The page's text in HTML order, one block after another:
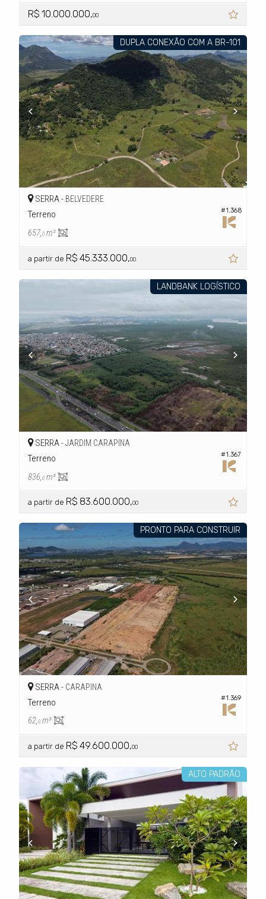
R$ 10.000.000,00
DUPLA CONEXÃO COM A BR-101
#1.368
SERRA - BELVEDERE
Terreno
657,0 m²
a partir de R$ 45.333.000,00
LANDBANK LOGÍSTICO
#1.367
SERRA -JARDIM CARAPINA
Terreno
836,0 m²
a partir de R$ 83.600.000,00
PRONTO PARA CONSTRUIR
#1.369
SERRA - CARAPINA
Terreno
62,0 m²
a partir de R$ 49.600.000,00
ALTO PADRÃO